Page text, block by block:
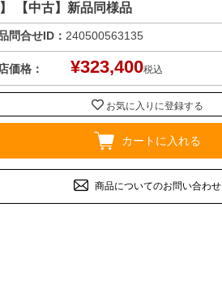
【中古】新品同様品
問合せID： 240500563135
価格： ¥323,400税込
お気に入りに登録する
カートに入れる
商品についてのお問い合わせ